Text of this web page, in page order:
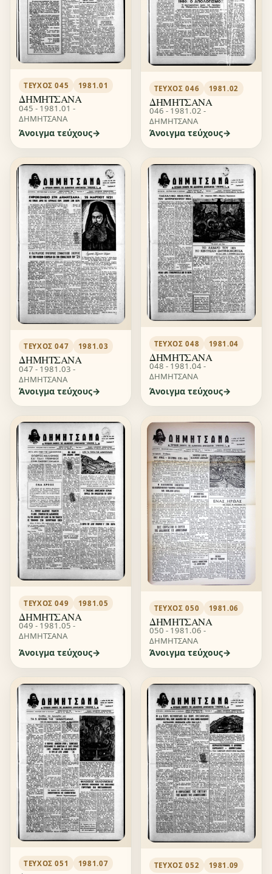
ΤΕΎΧΟΣ 045 1981.01
ΔΗΜΗΤΣΑΝΑ
045 - 1981.01 -
ΔΗΜΗΤΣΑΝΑ
Άνοιγμα τεύχους
ΤΕΎΧΟΣ 046 1981.02
ΔΗΜΗΤΣΑΝΑ
046 - 1981.02 -
ΔΗΜΗΤΣΑΝΑ
Άνοιγμα τεύχους
ΤΕΎΧΟΣ 047 1981.03
ΔΗΜΗΤΣΑΝΑ
047 - 1981.03 -
ΔΗΜΗΤΣΑΝΑ
Άνοιγμα τεύχους
ΤΕΎΧΟΣ 048 1981.04
ΔΗΜΗΤΣΑΝΑ
048 - 1981.04 -
ΔΗΜΗΤΣΑΝΑ
Άνοιγμα τεύχους
ΤΕΎΧΟΣ 049 1981.05
ΔΗΜΗΤΣΑΝΑ
049 - 1981.05 -
ΔΗΜΗΤΣΑΝΑ
Άνοιγμα τεύχους
ΤΕΎΧΟΣ 050 1981.06
ΔΗΜΗΤΣΑΝΑ
050 - 1981.06 -
ΔΗΜΗΤΣΑΝΑ
Άνοιγμα τεύχους
ΤΕΎΧΟΣ 051 1981.07 ΤΕΎΧΟΣ 052 1981.09